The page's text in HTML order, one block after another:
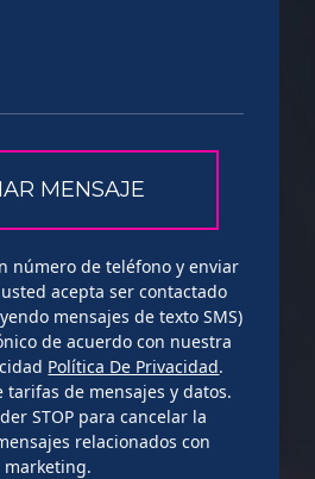
número de teléfono y enviar
acepta ser contactado
mensajes de texto SMS)
de acuerdo con nuestra
Política De Privacidad.
tarifas de mensajes y datos.
STOP para cancelar la
relacionados con
marketing.